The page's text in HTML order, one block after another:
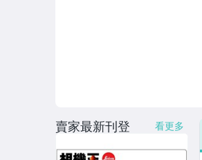
賣家最新刊登 看更多